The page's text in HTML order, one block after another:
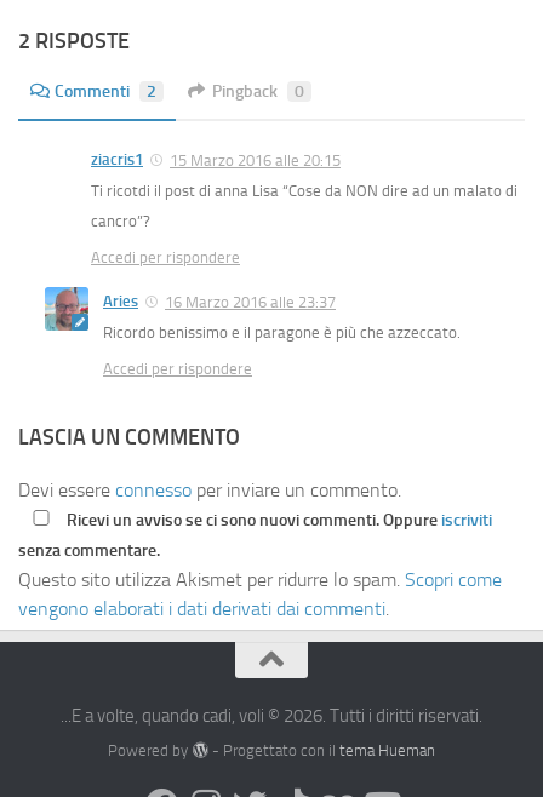
2 RISPOSTE
Commenti 2 Pingback 0
ziacris1
15 Marzo 2016 alle 20:15
Ti ricotdi il post di anna Lisa “Cose da NON dire ad un malato di
cancro”?
Accedi per rispondere
Aries
16 Marzo 2016 alle 23:37
Ricordo benissimo e il paragone è più che azzeccato.
Accedi per rispondere
LASCIA UN COMMENTO
Devi essere connesso per inviare un commento.
Ricevi un avviso se ci sono nuovi commenti. Oppure iscriviti
senza commentare.
Questo sito utilizza Akismet per ridurre lo spam. Scopri come
vengono elaborati i dati derivati dai commenti.
...E a volte, quando cadi, voli © 2026. Tutti i diritti riservati.
Powered by - Progettato con il tema Hueman